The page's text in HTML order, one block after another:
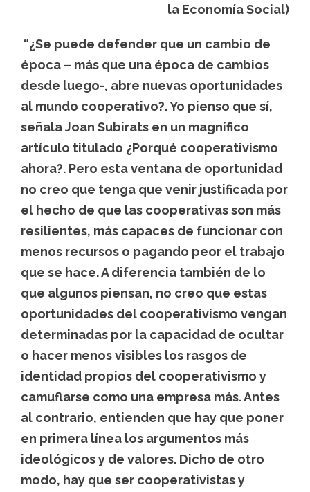
la Economía Social)
“¿Se puede defender que un cambio de
época – más que una época de cambios
desde luego-, abre nuevas oportunidades
al mundo cooperativo?. Yo pienso que sí,
señala Joan Subirats en un magnífico
artículo titulado ¿Porqué cooperativismo
ahora?. Pero esta ventana de oportunidad
no creo que tenga que venir justificada por
el hecho de que las cooperativas son más
resilientes, más capaces de funcionar con
menos recursos o pagando peor el trabajo
que se hace. A diferencia también de lo
que algunos piensan, no creo que estas
oportunidades del cooperativismo vengan
determinadas por la capacidad de ocultar
o hacer menos visibles los rasgos de
identidad propios del cooperativismo y
camuflarse como una empresa más. Antes
al contrario, entienden que hay que poner
en primera línea los argumentos más
ideológicos y de valores. Dicho de otro
modo, hay que ser cooperativistas y